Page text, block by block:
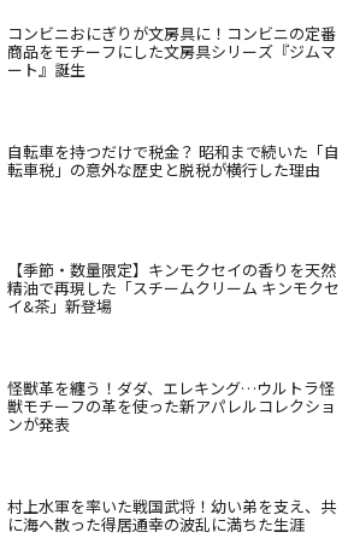
コンビニおにぎりが文房具に！コンビニの定番
商品をモチーフにした文房具シリーズ『ジムマ
ート』誕生
自転車を持つだけで税金？ 昭和まで続いた「自
転車税」の意外な歴史と脱税が横行した理由
【季節・数量限定】キンモクセイの香りを天然
精油で再現した「スチームクリーム キンモクセ
イ&茶」新登場
怪獣革を纏う！ダダ、エレキング…ウルトラ怪
獣モチーフの革を使った新アパレルコレクショ
ンが発表
村上水軍を率いた戦国武将！幼い弟を支え、共
に海へ散った得居通幸の波乱に満ちた生涯